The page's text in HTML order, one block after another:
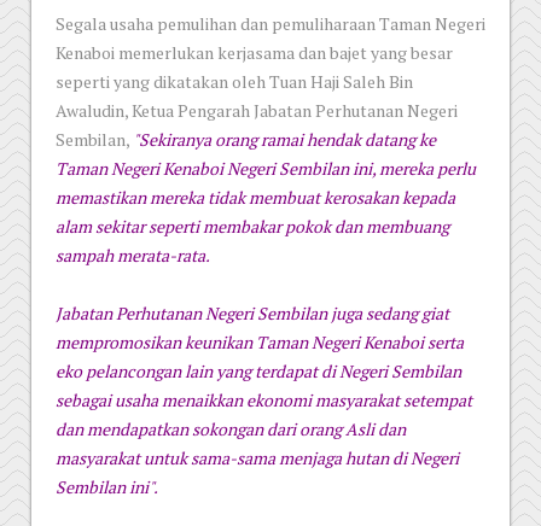
Segala usaha pemulihan dan pemuliharaan Taman Negeri
Kenaboi memerlukan kerjasama dan bajet yang besar
seperti yang dikatakan oleh Tuan Haji Saleh Bin
Awaludin, Ketua Pengarah Jabatan Perhutanan Negeri
Sembilan, "Sekiranya orang ramai hendak datang ke
Taman Negeri Kenaboi Negeri Sembilan ini, mereka perlu
memastikan mereka tidak membuat kerosakan kepada
alam sekitar seperti membakar pokok dan membuang
sampah merata-rata.
Jabatan Perhutanan Negeri Sembilan juga sedang giat
mempromosikan keunikan Taman Negeri Kenaboi serta
eko pelancongan lain yang terdapat di Negeri Sembilan
sebagai usaha menaikkan ekonomi masyarakat setempat
dan mendapatkan sokongan dari orang Asli dan
masyarakat untuk sama-sama menjaga hutan di Negeri
Sembilan ini".